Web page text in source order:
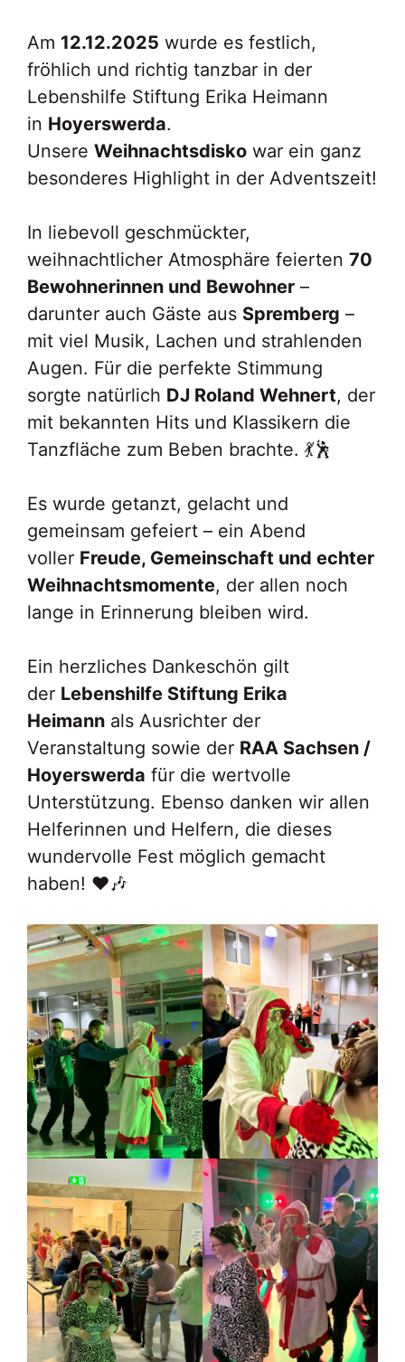
Am 12.12.2025 wurde es festlich,
fröhlich und richtig tanzbar in der
Lebenshilfe Stiftung Erika Heimann
in Hoyerswerda.
Unsere Weihnachtsdisko war ein ganz
besonderes Highlight in der Adventszeit!
In liebevoll geschmückter,
weihnachtlicher Atmosphäre feierten 70
Bewohnerinnen und Bewohner –
darunter auch Gäste aus Spremberg –
mit viel Musik, Lachen und strahlenden
Augen. Für die perfekte Stimmung
sorgte natürlich DJ Roland Wehnert, der
mit bekannten Hits und Klassikern die
Tanzfläche zum Beben brachte. 💃🕺
Es wurde getanzt, gelacht und
gemeinsam gefeiert – ein Abend
voller Freude, Gemeinschaft und echter
Weihnachtsmomente, der allen noch
lange in Erinnerung bleiben wird.
Ein herzliches Dankeschön gilt
der Lebenshilfe Stiftung Erika
Heimann als Ausrichter der
Veranstaltung sowie der RAA Sachsen /
Hoyerswerda für die wertvolle
Unterstützung. Ebenso danken wir allen
Helferinnen und Helfern, die dieses
wundervolle Fest möglich gemacht
haben! ❤️🎶